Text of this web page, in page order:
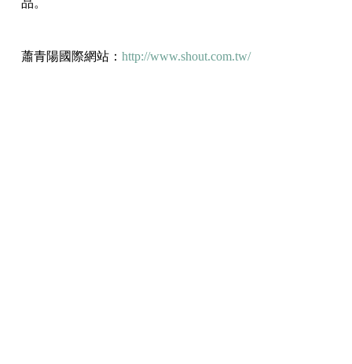
品。
蕭青陽國際網站： http://www.shout.com.tw/